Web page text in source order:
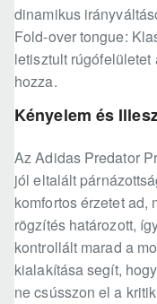
dinamikus
Fold-over tongue:
letisztult rúgófelületet
hozza.
Kényelem és
Az Adidas Predator
jól eltalált
komfortos érzetet ad,
rögzítés határozott,
kontrollált marad a
kialakítása segít,
ne csússzon el a